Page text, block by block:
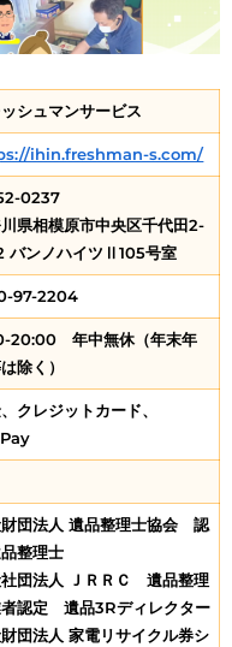
シュマンサービス
ihin.freshman-s.com/
0237
県相模原市中央区千代田2-
バンノハイツⅡ105号室
97-2204
20:00 年中無休（年末年
除く）
クレジットカード、
財団法人 遺品整理士協会 認
整理士
団法人 ＪＲＲＣ 遺品整理
者認定 遺品3Rディレクター​​
団法人 家電リサイクル券シ